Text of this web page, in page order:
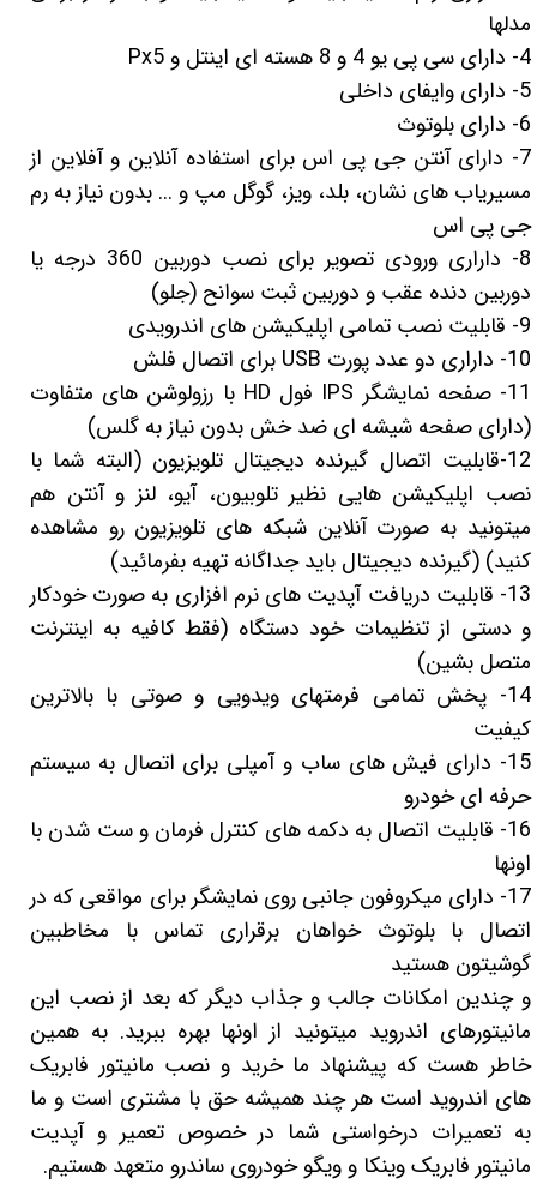
مدلها
4- دارای سی پی یو 4 و 8 هسته ای اینتل و Px5
5- دارای وایفای داخلی
6- دارای بلوتوث
7- دارای آنتن جی پی اس برای استفاده آنلاین و آفلاین از
مسیریاب های نشان، بلد، ویز، گوگل مپ و ... بدون نیاز به رم
جی پی اس
8- داراری ورودی تصویر برای نصب دوربین 360 درجه یا
دوربین دنده عقب و دوربین ثبت سوانح (جلو)
9- قابلیت نصب تمامی اپلیکیشن های اندرویدی
10- داراری دو عدد پورت USB برای اتصال فلش
11- صفحه نمایشگر IPS فول HD با رزولوشن های متفاوت
(دارای صفحه شیشه ای ضد خش بدون نیاز به گلس)
12-قابلیت اتصال گیرنده دیجیتال تلویزیون (البته شما با
نصب اپلیکیشن هایی نظیر تلوبیون، آیو، لنز و آنتن هم
میتونید به صورت آنلاین شبکه های تلویزیون رو مشاهده
کنید) (گیرنده دیجیتال باید جداگانه تهیه بفرمائید)
13- قابلیت دریافت آپدیت های نرم افزاری به صورت خودکار
و دستی از تنظیمات خود دستگاه (فقط کافیه به اینترنت
متصل بشین)
14- پخش تمامی فرمتهای ویدویی و صوتی با بالاترین
کیفیت
15- دارای فیش های ساب و آمپلی برای اتصال به سیستم
حرفه ای خودرو
16- قابلیت اتصال به دکمه های کنترل فرمان و ست شدن با
اونها
17- دارای میکروفون جانبی روی نمایشگر برای مواقعی که در
اتصال با بلوتوث خواهان برقراری تماس با مخاطبین
گوشیتون هستید
و چندین امکانات جالب و جذاب دیگر که بعد از نصب این
مانیتورهای اندروید میتونید از اونها بهره ببرید. به همین
خاطر هست که پیشنهاد ما خرید و نصب مانیتور فابریک
های اندروید است هر چند همیشه حق با مشتری است و ما
به تعمیرات درخواستی شما در خصوص تعمیر و آپدیت
مانیتور فابریک وینکا و ویگو خودروی ساندرو متعهد هستیم.